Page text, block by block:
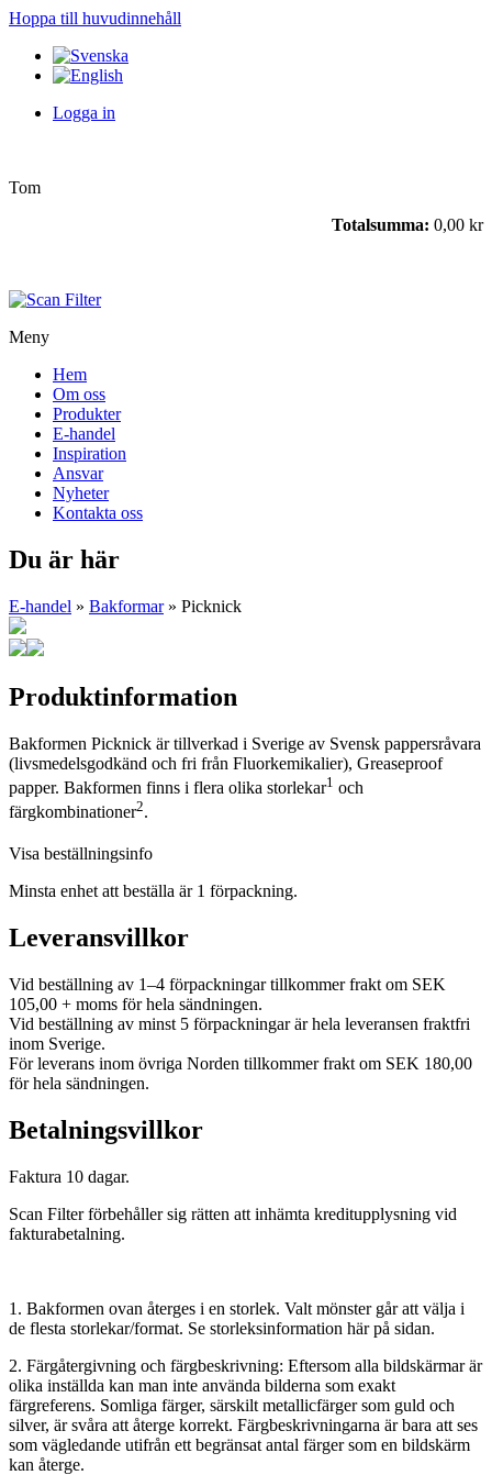
Hoppa till huvudinnehåll
Logga in
Tom
Totalsumma: 0,00 kr
Meny
Hem
Om oss
Produkter
E-handel
Inspiration
Ansvar
Nyheter
Kontakta oss
Du är här
E-handel » Bakformar» Picknick
Produktinformation
Bakformen Picknick är tillverkad i Sverige av Svensk pappersråvara
(livsmedelsgodkänd och fri från Fluorkemikalier), Greaseproof
papper. Bakformen finns i flera olika storlekar1 och
färgkombinationer2.
Visa beställningsinfo
Minsta enhet att beställa är 1 förpackning.
Leveransvillkor
Vid beställning av 1–4 förpackningar tillkommer frakt om SEK
105,00 + moms för hela sändningen.
Vid beställning av minst 5 förpackningar är hela leveransen fraktfri
inom Sverige.
För leverans inom övriga Norden tillkommer frakt om SEK 180,00
för hela sändningen.
Betalningsvillkor
Faktura 10 dagar.
Scan Filter förbehåller sig rätten att inhämta kreditupplysning vid
fakturabetalning.
1. Bakformen ovan återges i en storlek. Valt mönster går att välja i
de flesta storlekar/format. Se storleksinformation här på sidan.
2. Färgåtergivning och färgbeskrivning: Eftersom alla bildskärmar är
olika inställda kan man inte använda bilderna som exakt
färgreferens. Somliga färger, särskilt metallicfärger som guld och
silver, är svåra att återge korrekt. Färgbeskrivningarna är bara att ses
som vägledande utifrån ett begränsat antal färger som en bildskärm
kan återge.